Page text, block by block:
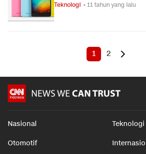
Teknologi • 11 tahun yang lalu
1 2
Nasional Teknologi
Otomotif